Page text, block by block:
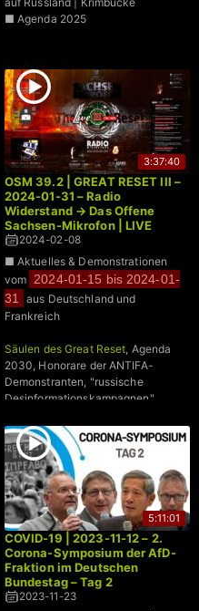
■ Agenda 2025
03-01 bis zum 2024-04-10
3:37:40
OSM 39.2 | GREAT RESET III –
2024-01-31 – Radio
Widerstand → Das Offene
Sachsen-Mikrofon | LIVE
2024-02-08
■ Aktuelles & Demonstrationen
vom 2024-01-15 bis 2024-01-
31
aus Deutschland und
Frankreich
Säulen des Great Reset , Agenda
2030, Honorare der ANTIFA-
Demonstranten, "russische
Desinformationskampagnen",
5:11:01
COVID-19 | 2023-11-12 – 2.
Corona-Symposium der AfD-
Fraktion im Deutschen
Bundestag – Tag 2
2023-11-23